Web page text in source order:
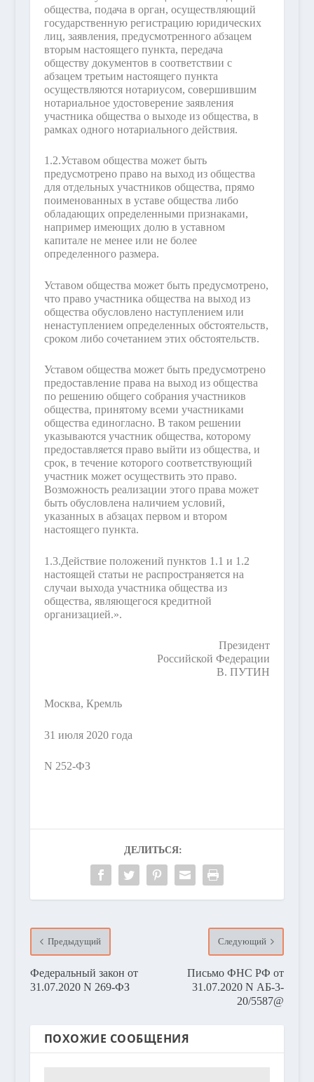
общества, подача в орган, осуществляющий
государственную регистрацию юридических
лиц, заявления, предусмотренного абзацем
вторым настоящего пункта, передача
обществу документов в соответствии с
абзацем третьим настоящего пункта
осуществляются нотариусом, совершившим
нотариальное удостоверение заявления
участника общества о выходе из общества, в
рамках одного нотариального действия.
1.2.Уставом общества может быть
предусмотрено право на выход из общества
для отдельных участников общества, прямо
поименованных в уставе общества либо
обладающих определенными признаками,
например имеющих долю в уставном
капитале не менее или не более
определенного размера.
Уставом общества может быть предусмотрено,
что право участника общества на выход из
общества обусловлено наступлением или
ненаступлением определенных обстоятельств,
сроком либо сочетанием этих обстоятельств.
Уставом общества может быть предусмотрено
предоставление права на выход из общества
по решению общего собрания участников
общества, принятому всеми участниками
общества единогласно. В таком решении
указываются участник общества, которому
предоставляется право выйти из общества, и
срок, в течение которого соответствующий
участник может осуществить это право.
Возможность реализации этого права может
быть обусловлена наличием условий,
указанных в абзацах первом и втором
настоящего пункта.
1.3.Действие положений пунктов 1.1 и 1.2
настоящей статьи не распространяется на
случаи выхода участника общества из
общества, являющегося кредитной
организацией.».
Президент
Российской Федерации
В. ПУТИН
Москва, Кремль
31 июля 2020 года
N 252-ФЗ
ДЕЛИТЬСЯ:
Предыдущий
Федеральный закон от
31.07.2020 N 269-ФЗ
Следующий
Письмо ФНС РФ от
31.07.2020 N АБ-3-
20/5587@
ПОХОЖИЕ СООБЩЕНИЯ